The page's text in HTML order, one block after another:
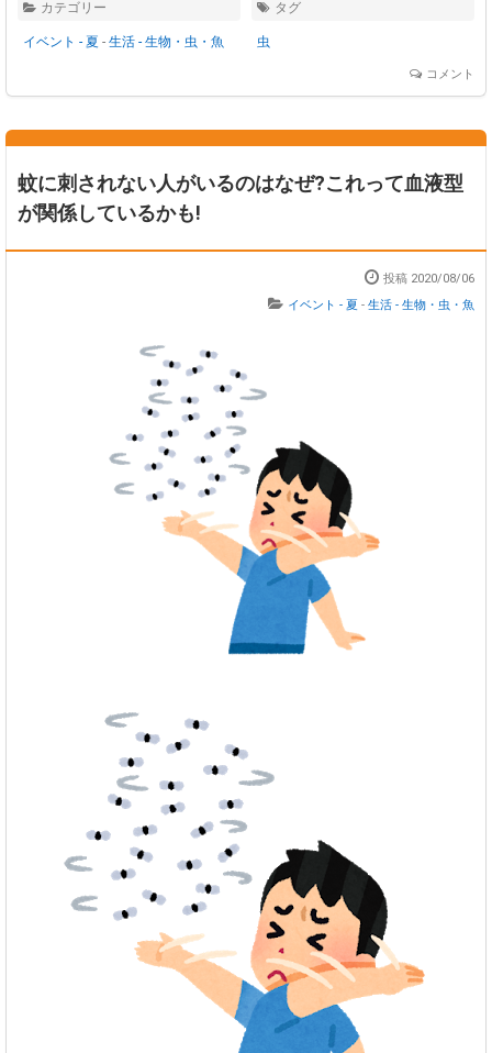
カテゴリー
イベント - 夏 - 生活 - 生物・虫・魚
タグ
虫
コメント
蚊に刺されない人がいるのはなぜ?これって血液型
が関係しているかも!
投稿 2020/08/06
イベント - 夏 - 生活 - 生物・虫・魚